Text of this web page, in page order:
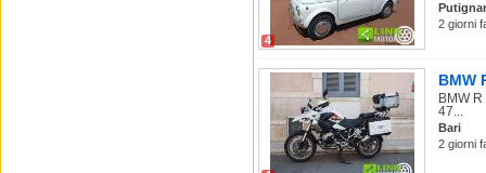
4
2 giorni
BMW
BMW
47...
Bari
2 giorni